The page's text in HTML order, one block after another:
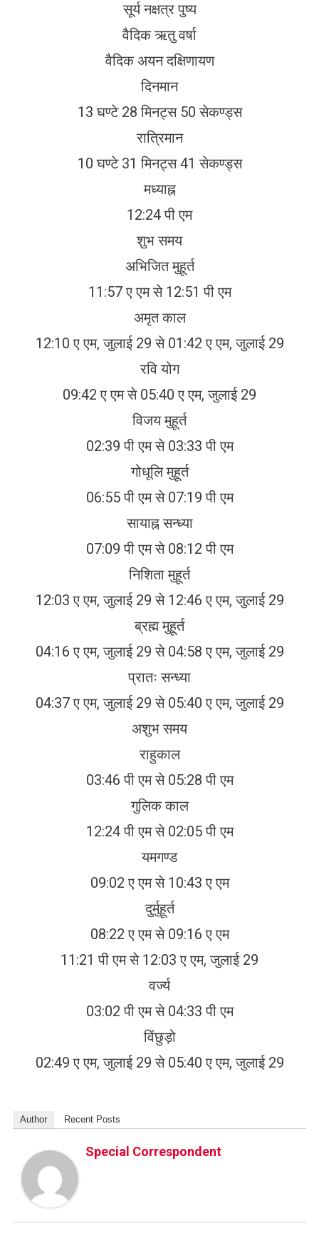
सूर्य नक्षत्र पुष्य
वैदिक ऋतु वर्षा
वैदिक अयन दक्षिणायण
दिनमान
13 घण्टे 28 मिनट्स 50 सेकण्ड्स
रात्रिमान
10 घण्टे 31 मिनट्स 41 सेकण्ड्स
मध्याह्न
12:24 पी एम
शुभ समय
अभिजित मुहूर्त
11:57 ए एम से 12:51 पी एम
अमृत काल
12:10 ए एम, जुलाई 29 से 01:42 ए एम, जुलाई 29
रवि योग
09:42 ए एम से 05:40 ए एम, जुलाई 29
विजय मुहूर्त
02:39 पी एम से 03:33 पी एम
गोधूलि मुहूर्त
06:55 पी एम से 07:19 पी एम
सायाह्न सन्ध्या
07:09 पी एम से 08:12 पी एम
निशिता मुहूर्त
12:03 ए एम, जुलाई 29 से 12:46 ए एम, जुलाई 29
ब्रह्म मुहूर्त
04:16 ए एम, जुलाई 29 से 04:58 ए एम, जुलाई 29
प्रातः सन्ध्या
04:37 ए एम, जुलाई 29 से 05:40 ए एम, जुलाई 29
अशुभ समय
राहुकाल
03:46 पी एम से 05:28 पी एम
गुलिक काल
12:24 पी एम से 02:05 पी एम
यमगण्ड
09:02 ए एम से 10:43 ए एम
दुर्मुहूर्त
08:22 ए एम से 09:16 ए एम
11:21 पी एम से 12:03 ए एम, जुलाई 29
वर्ज्य
03:02 पी एम से 04:33 पी एम
विंछुड़ो
02:49 ए एम, जुलाई 29 से 05:40 ए एम, जुलाई 29
Author Recent Posts
Special Correspondent